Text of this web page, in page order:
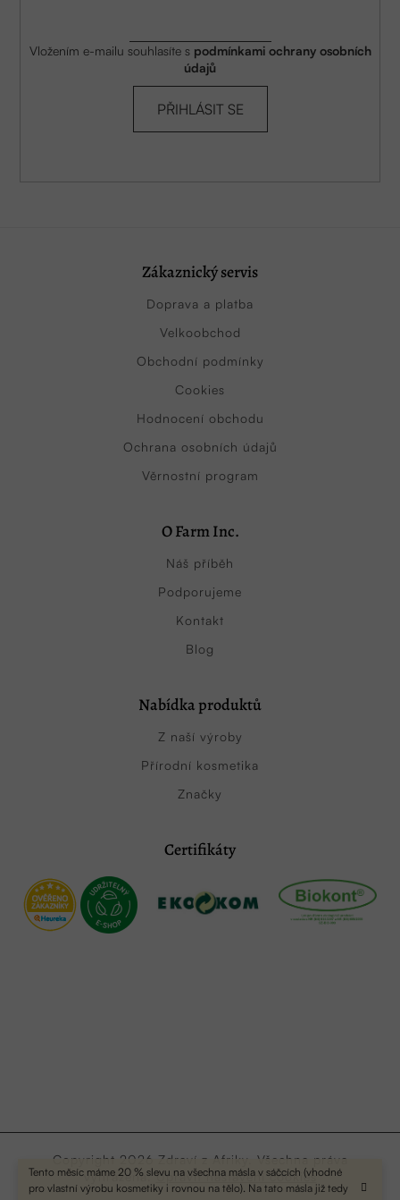
Tento měsíc máme 20 % slevu na všechna másla v sáčcích (vhodné
pro vlastní výrobu kosmetiky i rovnou na tělo). Na tato másla již tedy
Vložením e-mailu souhlasíte s podmínkami ochrany osobních
údajů
PŘIHLÁSIT SE
Zákaznický servis
Doprava a platba
Velkoobchod
Obchodní podmínky
Cookies
Hodnocení obchodu
Ochrana osobních údajů
Věrnostní program
O Farm Inc.
Náš příběh
Podporujeme
Kontakt
Blog
Nabídka produktů
Z naší výroby
Přírodní kosmetika
Značky
Certifikáty
Copyright 2026 Zdraví z Afriky . Všechna práva
vyhrazena.Upravit nastavení cookies